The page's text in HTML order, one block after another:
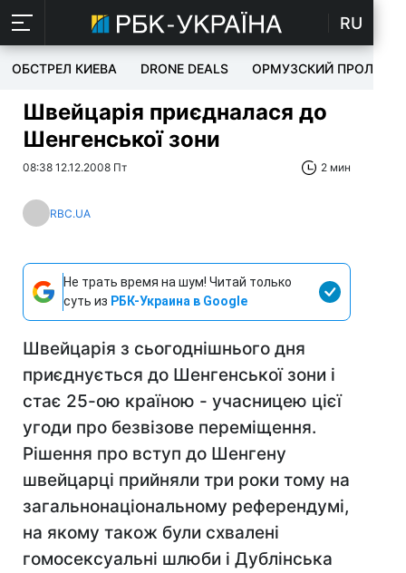
RU
ОБСТРЕЛ КИЕВА DRONE DEALS ОРМУЗСКИЙ ПРОЛИВ
Швейцарія приєдналася до
Шенгенської зони
08:38 12.12.2008 Пт 2 мин
RBC.UA
Не трать время на шум! Читай только
суть из РБК-Украина в Google
Швейцарія з сьогоднішнього дня
приєднується до Шенгенської зони і
стає 25-ою країною - учасницею цієї
угоди про безвізове переміщення.
Рішення про вступ до Шенгену
швейцарці прийняли три роки тому на
загальнонаціональному референдумі,
на якому також були схвалені
гомосексуальні шлюби і Дублінська